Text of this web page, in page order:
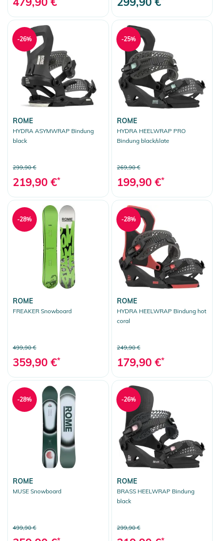
ROME
HYDRA ASYMWRAP Bindung
black
299,90 €
219,90 €*
-26%
ROME
HYDRA HEELWRAP PRO
Bindung black/slate
269,90 €
199,90 €*
-25%
ROME
FREAKER Snowboard
499,90 €
359,90 €*
-28%
ROME
HYDRA HEELWRAP Bindung hot
coral
249,90 €
179,90 €*
-28%
ROME
MUSE Snowboard
499,90 €
-28%
ROME
BRASS HEELWRAP Bindung
black
299,90 €
-26%